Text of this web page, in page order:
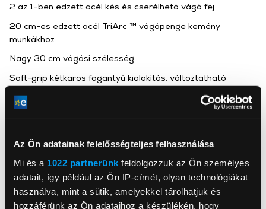
Az Ön adatainak felelősségteljes felhasználása
Mi és a 1022 partnerünk feldolgozzuk az Ön személyes
adatait, így például az Ön IP-címét, olyan technológiákat
használva, mint a sütik, amelyekkel tárolhatjuk és
hozzáférünk az Ön adataihoz a készülékén, hogy
Ryobi
Akkumulátor feszültség
18 V
2 az 1-ben edzett acél kés és cserélhető vágó fej
20 cm-es edzett acél TriArc ™ vágópenge kemény
munkákhoz
Nagy 30 cm vágási szélesség
Soft-grip kétkaros fogantyú kialakítás, változtatható